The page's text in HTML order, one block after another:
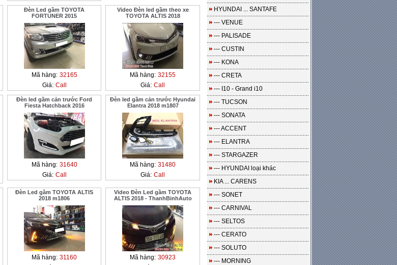
Đèn Led gầm TOYOTA
FORTUNER 2015
Mã hàng: 32165
Giá: Call
Video Đèn led gầm theo xe
TOYOTA ALTIS 2018
Mã hàng: 32155
Giá: Call
Đèn led gầm cản trước Ford
Fiesta Hatchback 2016
Mã hàng: 31640
Giá: Call
Đèn led gầm cản trước Hyundai
Elantra 2018 m1807
Mã hàng: 31480
Giá: Call
Đèn Led gầm TOYOTA ALTIS
2018 m1806
Mã hàng: 31160
Video Đèn Led gầm TOYOTA
ALTIS 2018 - ThanhBinhAuto
Mã hàng: 30923
HYUNDAI ... SANTAFE
--- VENUE
--- PALISADE
--- CUSTIN
--- KONA
--- CRETA
--- I10 - Grand i10
--- TUCSON
--- SONATA
--- ACCENT
--- ELANTRA
--- STARGAZER
--- HYUNDAI loại khác
KIA ... CARENS
--- SONET
--- CARNIVAL
--- SELTOS
--- CERATO
--- SOLUTO
--- MORNING